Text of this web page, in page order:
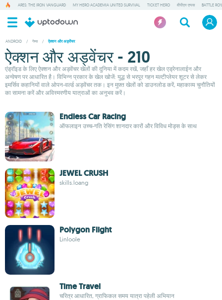
ARES: THE IRON VANGUARD MY HERO ACADEMIA UNITED SURVIVAL TICKET HERO वीपीएन एप्पस BATTLE
ANDROID / गेम्स / ऐक्शन और अड्वेंचर
ऐक्शन और अड्वेंचर - 210
एंड्रॉइड के लिए ऐक्शन और अड्वेंचर खेलों की दुनिया में कदम रखें, जहाँ हर खेल एड्रेनालाईन और
अन्वेषण पर आधारित है। विभिन्न प्रकार के खेल खोजें: युद्ध से भरपूर गहन मल्टीप्लेयर शूटर से लेकर
इमर्सिव कहानियों वाले ओपन-वर्ल्ड अड्वेंचर तक। इन मुफ़्त खेलों को डाउनलोड करें, महाकाव्य चुनौतियों
का सामना करें और अविस्मरणीय यात्राओं का अनुभव करें।
Endless Car Racing
ऑफलाइन उच्च-गति रेसिंग शानदार कारों और विविध मोड्स के साथ
JEWEL CRUSH
skills.loang
Polygon Flight
Linloole
Time Travel
चरित्र आधारित, ग्राफिकल समय यात्रा पहेली अभियान